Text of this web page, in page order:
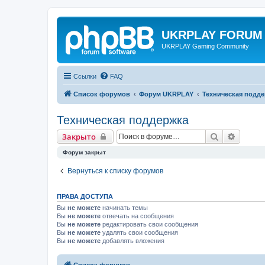
UKRPLAY FORUM
UKRPLAY Gaming Community
Ссылки FAQ
Список форумов Форум UKRPLAY Техническая
Техническая поддержка
Закрыто Поиск
Форум закрыт
Вернуться к списку форумов
ПРАВА ДОСТУПА
Вы не можете начинать темы
Вы не можете отвечать на сообщения
Вы не можете редактировать свои сообщения
Вы не можете удалять свои сообщения
Вы не можете добавлять вложения